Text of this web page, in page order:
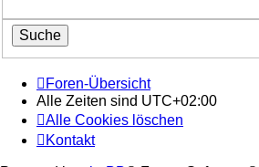
Foren-Übersicht
Alle Zeiten sind UTC+02:00
Alle Cookies löschen
Kontakt